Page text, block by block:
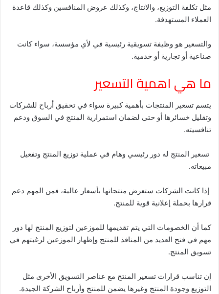
مثل تكلفة التوزيع، والانتاج، وكذلك عروض المنافسين وكذلك قاعدة
العملاء المستهدفة.
والتسعير هو وظيفة تسويقية رئيسية في لأي مؤسسة، سواء كانت
صناعية أو تجارية أو خدمية.
ما هي اهمية التسعير
يتسم تسعير المنتجات بأهمية كبيرة سواء في تحقيق أرباح للشركات
وتقليل خسائرها أو حتى لضمان استمرارية المنتج في السوق ودعم
تنافسيته.
تسعير المنتج له دور رئيسي وهام في عملية توزيع المنتج وتفعيل
مبيعاته.
إذا كانت الشركات ستعرض منتجاتها بأسعار عالية، فمن المهم دعم
قرارها بحملة إعلانية قوية للمنتج.
كما أن الخصومات التي يتم تقديمها للموزعين لتوزيع المنتج لها دور
مهم في فتح العديد من المنافذ للمنتج وإظهار الموزعين لرغبتهم في
تسويق المنتج.
إن تناسب قرارات تسعير المنتج مع عناصر التسويق الأخرى مثل
التوزيع وجودة المنتج وغيرها يضمن للمنتج وأرباح الشركة الجيدة.